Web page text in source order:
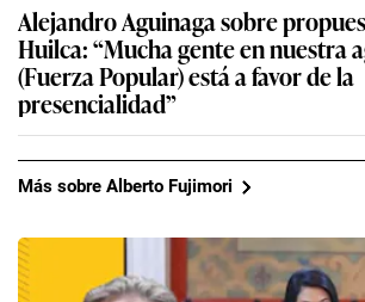
Alejandro Aguinaga sobre
Huilca: “Mucha gente en nuestra agrupación
(Fuerza Popular) está a favor de la
presencialidad”
Más sobre Alberto Fujimori